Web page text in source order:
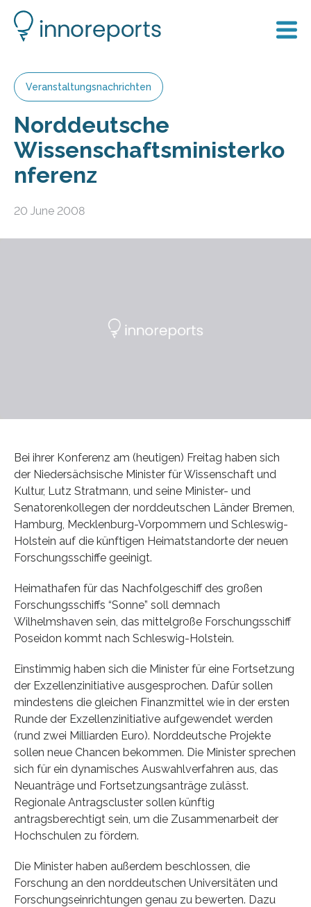
Veranstaltungsnachrichten
Norddeutsche
Wissenschaftsministerko
nferenz
20 June 2008
Bei ihrer Konferenz am (heutigen) Freitag haben sich
der Niedersächsische Minister für Wissenschaft und
Kultur, Lutz Stratmann, und seine Minister- und
Senatorenkollegen der norddeutschen Länder Bremen,
Hamburg, Mecklenburg-Vorpommern und Schleswig-
Holstein auf die künftigen Heimatstandorte der neuen
Forschungsschiffe geeinigt.
Heimathafen für das Nachfolgeschiff des großen
Forschungsschiffs “Sonne” soll demnach
Wilhelmshaven sein, das mittelgroße Forschungsschiff
Poseidon kommt nach Schleswig-Holstein.
Einstimmig haben sich die Minister für eine Fortsetzung
der Exzellenzinitiative ausgesprochen. Dafür sollen
mindestens die gleichen Finanzmittel wie in der ersten
Runde der Exzellenzinitiative aufgewendet werden
(rund zwei Milliarden Euro). Norddeutsche Projekte
sollen neue Chancen bekommen. Die Minister sprechen
sich für ein dynamisches Auswahlverfahren aus, das
Neuanträge und Fortsetzungsanträge zulässt.
Regionale Antragscluster sollen künftig
antragsberechtigt sein, um die Zusammenarbeit der
Hochschulen zu fördern.
Die Minister haben außerdem beschlossen, die
Forschung an den norddeutschen Universitäten und
Forschungseinrichtungen genau zu bewerten. Dazu